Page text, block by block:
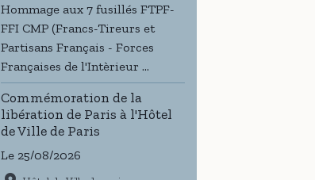
Hommage aux 7 fusillés FTPF-
FFI CMP (Francs-Tireurs et
Partisans Français - Forces
Françaises de l'Intèrieur ...
Commémoration de la
libération de Paris à l'Hôtel
de Ville de Paris
Le 25/08/2026